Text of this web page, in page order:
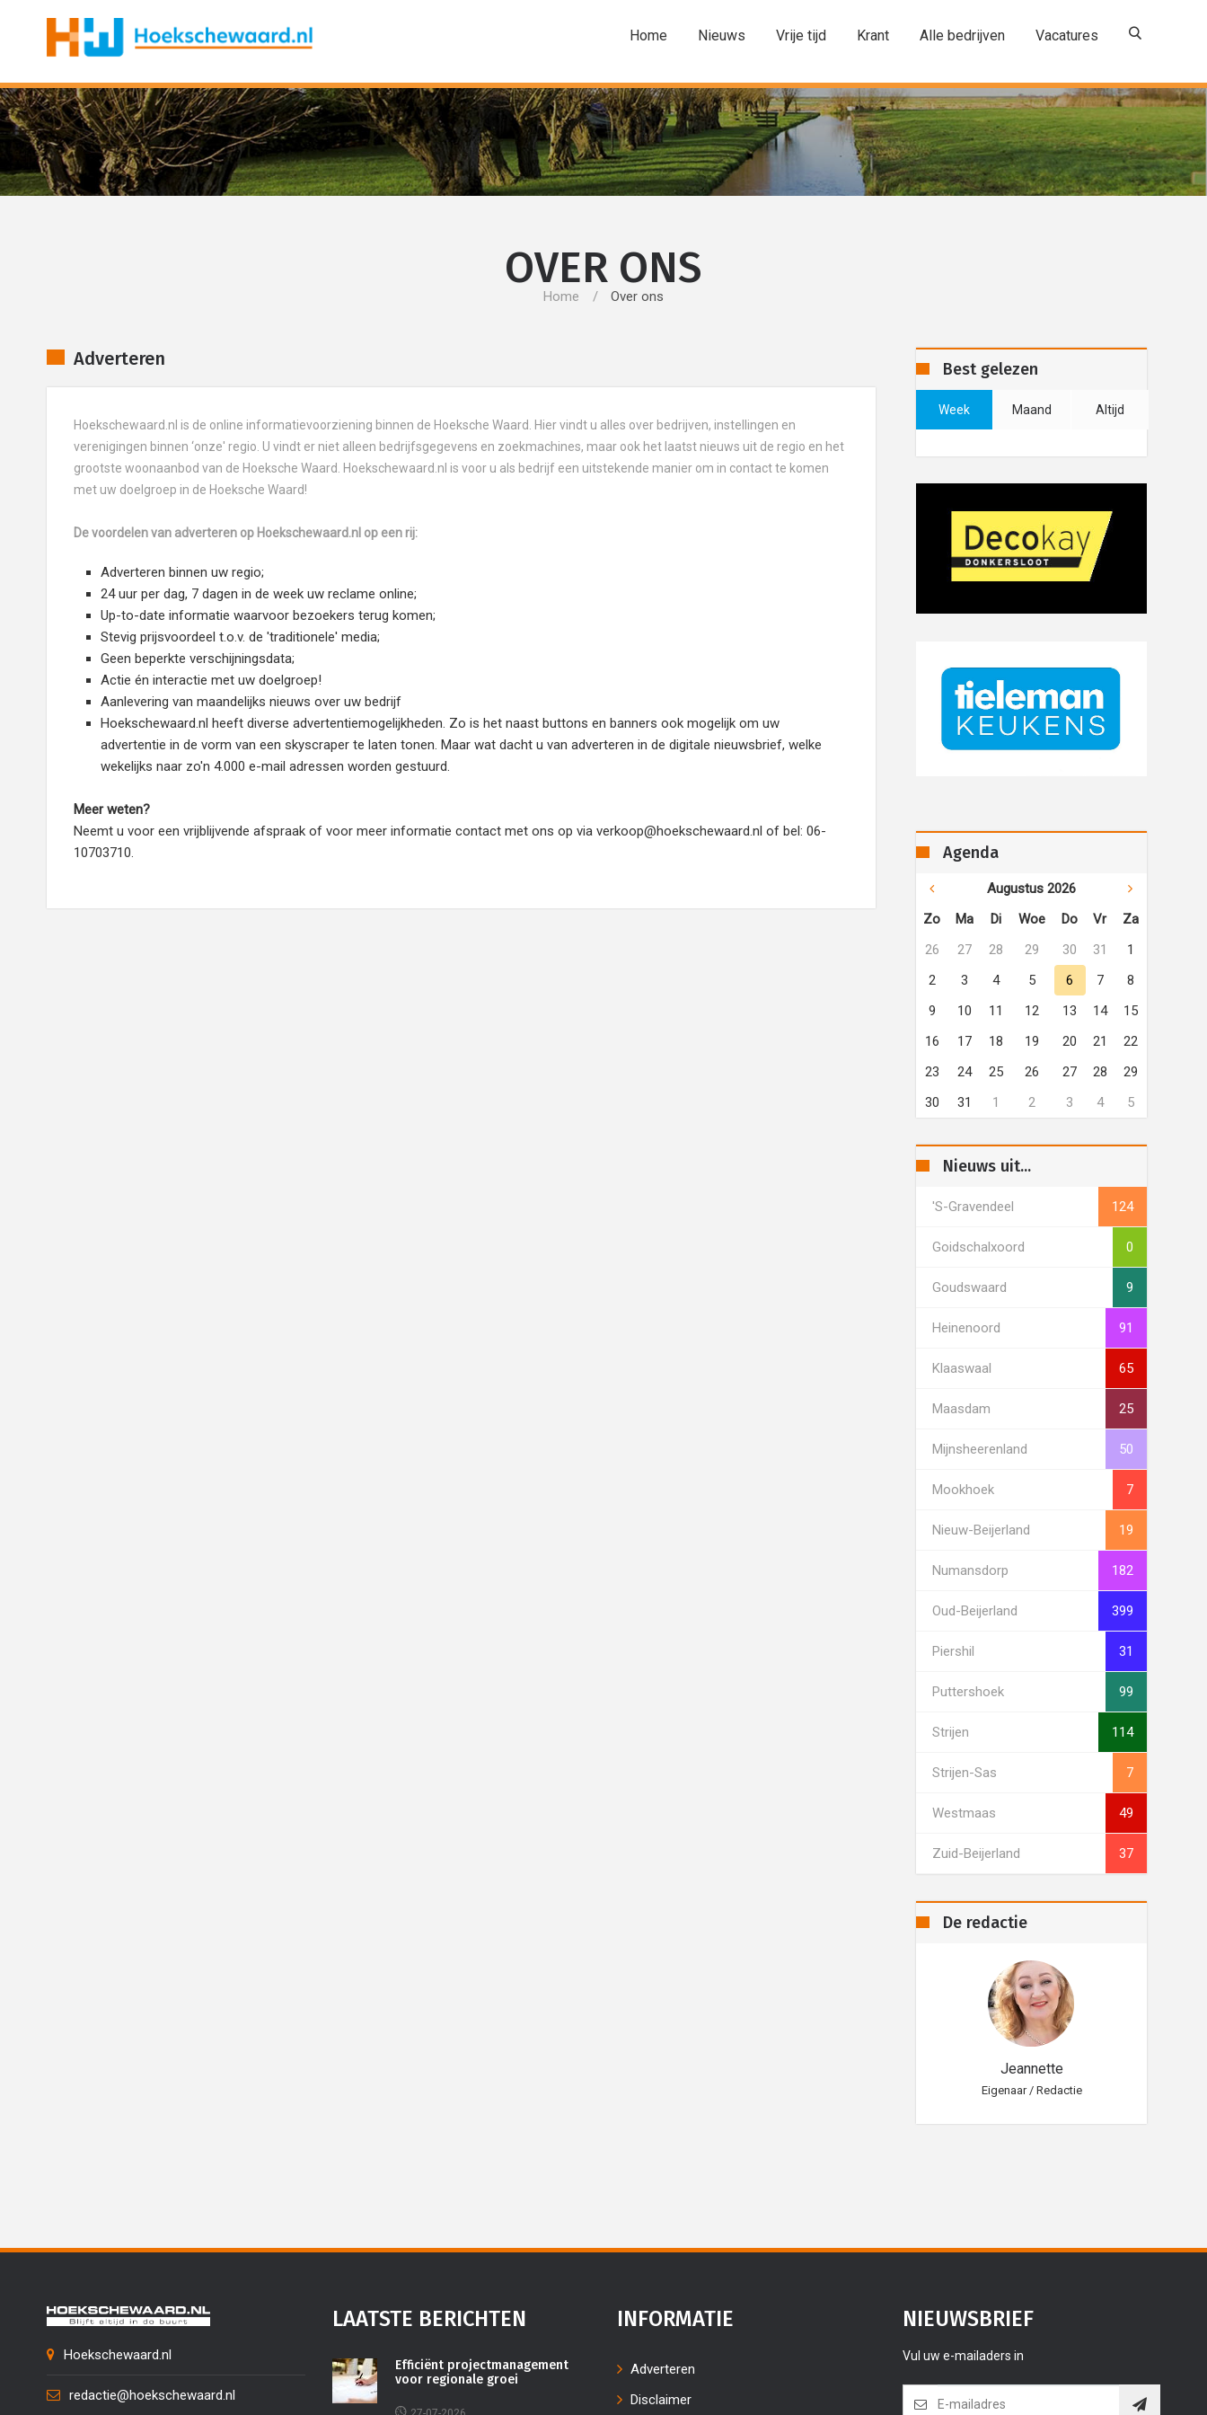
Home Nieuws Vrije tijd Krant Alle bedrijven Vacatures
OVER ONS
Home Over ons
Adverteren
Hoekschewaard.nl is de online informatievoorziening binnen de Hoeksche Waard. Hier vindt u alles over bedrijven, instellingen en
verenigingen binnen ‘onze' regio. U vindt er niet alleen bedrijfsgegevens en zoekmachines, maar ook het laatst nieuws uit de regio en het
grootste woonaanbod van de Hoeksche Waard. Hoekschewaard.nl is voor u als bedrijf een uitstekende manier om in contact te komen
met uw doelgroep in de Hoeksche Waard!
De voordelen van adverteren op Hoekschewaard.nl op een rij:
Adverteren binnen uw regio;
24 uur per dag, 7 dagen in de week uw reclame online;
Up-to-date informatie waarvoor bezoekers terug komen;
Stevig prijsvoordeel t.o.v. de 'traditionele' media;
Geen beperkte verschijningsdata;
Actie én interactie met uw doelgroep!
Aanlevering van maandelijks nieuws over uw bedrijf
Hoekschewaard.nl heeft diverse advertentiemogelijkheden. Zo is het naast buttons en banners ook mogelijk om uw
advertentie in de vorm van een skyscraper te laten tonen. Maar wat dacht u van adverteren in de digitale nieuwsbrief, welke
wekelijks naar zo'n 4.000 e-mail adressen worden gestuurd.
Meer weten?
Neemt u voor een vrijblijvende afspraak of voor meer informatie contact met ons op via verkoop@hoekschewaard.nl of bel: 06-
10703710.
Best gelezen
Week Maand Altijd
Agenda
Augustus 2026
Zo
Ma Di Woe Do Vr
Za
26
27 28 29 30 31
1
2
3 4 5 6 7
8
9
10 11 12 13 14
15
16
17 18 19 20 21
22
23
24 25 26 27 28
29
30
31 1 2 3 4 5
Nieuws uit...
's-Gravendeel 124
Goidschalxoord 0
Goudswaard 9
Heinenoord 91
Klaaswaal 65
Maasdam 25
Mijnsheerenland 50
Mookhoek 7
Nieuw-Beijerland 19
Numansdorp 182
Oud-Beijerland 399
Piershil 31
Puttershoek 99
Strijen 114
Strijen-Sas 7
Westmaas 49
Zuid-Beijerland 37
De redactie
Jeannette
Eigenaar / Redactie
Hoekschewaard.nl
redactie@hoekschewaard.nl
LAATSTE BERICHTEN
Efficiënt projectmanagement
voor regionale groei
INFORMATIE
Adverteren
Disclaimer
NIEUWSBRIEF
Vul uw e-mailaders in